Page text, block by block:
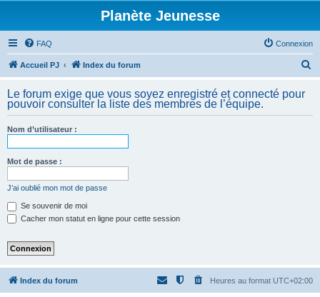
Planète Jeunesse
FAQ Connexion
Accueil PJ Index du forum
h
Le forum exige que vous soyez enregistré et connecté pour
pouvoir consulter la liste des membres de l’équipe.
Nom d’utilisateur :
Mot de passe :
J’ai oublié mon mot de passe
Se souvenir de moi
Cacher mon statut en ligne pour cette session
Index du forum Heures au format UTC+02:00